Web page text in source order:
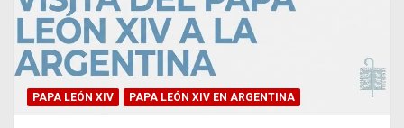
PAPA LEÓN XIV PAPA LEÓN XIV EN ARGENTINA